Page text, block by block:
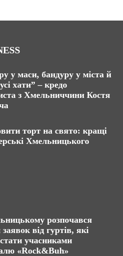
у маси, бандуру у міста й
хати” – кредо
з Хмельниччини Костя
торт на свято: кращі
Хмельницького
розпочався
від гуртів, які
учасниками
«Rock&Buh»